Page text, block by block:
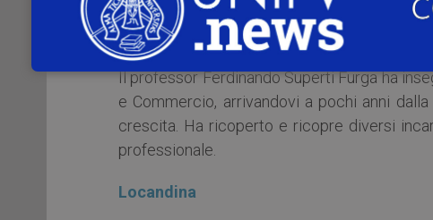
Si tratta di un piccola parte, circa un
raccolta che il collezionista ha destinato per
Il professor Ferdinando Superti Furga ha
e Commercio, arrivandovi a pochi anni
crescita. Ha ricoperto e ricopre diversi
professionale.
Locandina